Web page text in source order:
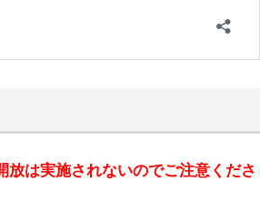
は実施されないのでご注意くださ